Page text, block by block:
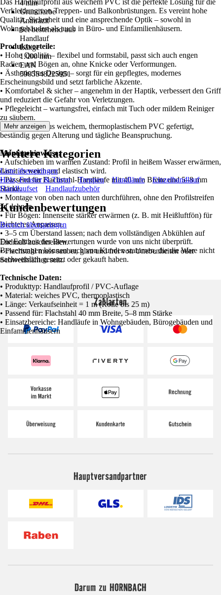
4 mm
Grundfarbe
Anthrazit
Set bestehend aus
Handlauf
Länge
1.000 mm
EAN
5905548225951
Das Handlaufprofil aus weichem PVC ist die perfekte Lösung für die
Verkleidung von Treppen- und Balkonbrüstungen. Es vereint hohe
Qualität, Sicherheit und eine ansprechende Optik – sowohl in
Wohngebäuden als auch in Büro- und Einfamilienhäusern.
Produktvorteile:
• Hohe Qualität – flexibel und formstabil, passt sich auch engen
Radien und Bögen an, ohne Knicke oder Verformungen.
• Ästhetisches Design – sorgt für ein gepflegtes, modernes
Erscheinungsbild und setzt farbliche Akzente.
• Komfortabel & sicher – angenehm in der Haptik, verbessert den Griff
und reduziert die Gefahr von Verletzungen.
• Pflegeleicht – wartungsfrei, einfach mit Tuch oder mildem Reiniger
zu säubern.
• Langlebig – aus weichem, thermoplastischem PVC gefertigt,
beständig gegen Alterung und tägliche Beanspruchung.
Montagehinweise:
• Aufschieben im warmen Zustand: Profil in heißem Wasser erwärmen,
damit es weich und elastisch wird.
• Passend für Flachstahl-Handläufe mit 40 mm Breite und 5–8 mm
Stärke.
• Montage von oben nach unten durchführen, ohne den Profilstreifen
zu dehnen.
• Für Bögen: Innenseite stärker erwärmen (z. B. mit Heißluftfön) für
leichteres Anpassen.
• 3–5 cm Überstand lassen; nach dem vollständigen Abkühlen auf
Endmaß zuschneiden.
• Flachstahl muss sauber, glatt und frei von Unebenheiten oder
Schweißnähten sein.
Technische Daten:
• Produkttyp: Handlaufprofil / PVC-Auflage
• Material: weiches PVC, thermoplastisch
• Länge: Verkaufseinheit = 1 m (Rolle bis 25 m)
• Passend für: Flachstahl 40 mm Breite, 5–8 mm Stärke
• Einsatzbereiche: Handläufe in Wohngebäuden, Bürogebäuden und
Einfamilienhäusern
Mehr anzeigen
Weitere Kategorien
Liste überspringen
Holz, Fenster & Türen
Treppen Handläufe
Einzelhandlauf
Handlaufset
Handlaufzubehör
Kundenbewertungen
Bereich überspringen
Die Echtheit der Bewertungen wurde von uns nicht überprüft.
Bewertungen können auch von Kunden stammen, die die Ware nicht
nachweislich genutzt oder gekauft haben.
Zahlarten
Hauptversandpartner
Darum zu HORNBACH